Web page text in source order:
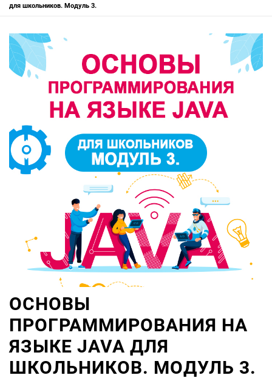
для школьников. Модуль 3.
ОСНОВЫ
ПРОГРАММИРОВАНИЯ НА
ЯЗЫКЕ JAVA ДЛЯ
ШКОЛЬНИКОВ. МОДУЛЬ 3.